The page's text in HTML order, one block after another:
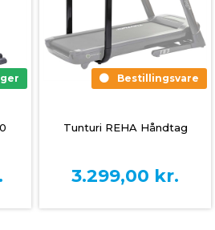
Bestillingsvare
Tunturi REHA Håndtag
3.299,00 kr.